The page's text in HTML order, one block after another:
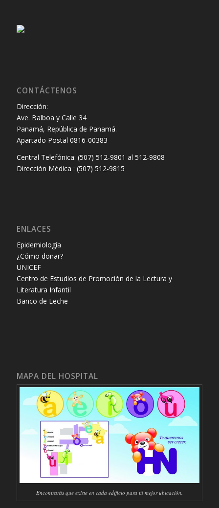
CONTÁCTENOS
Dirección:
Ave. Balboa y Calle 34
Panamá, República de Panamá.
Apartado Postal 0816-00383
Central Telefónica: (507) 512-9801 al 512-9808
Dirección Médica : (507) 512-9815
ENLACES
Epidemiología
¿Cómo donar?
UNICEF
Centro de Estudios de Promoción de la Lectura y
Literatura Infantil
Banco de Leche
MAPA DEL HOSPITAL
Encontrarás que existe en cada edificio para tú mejor ubicación.